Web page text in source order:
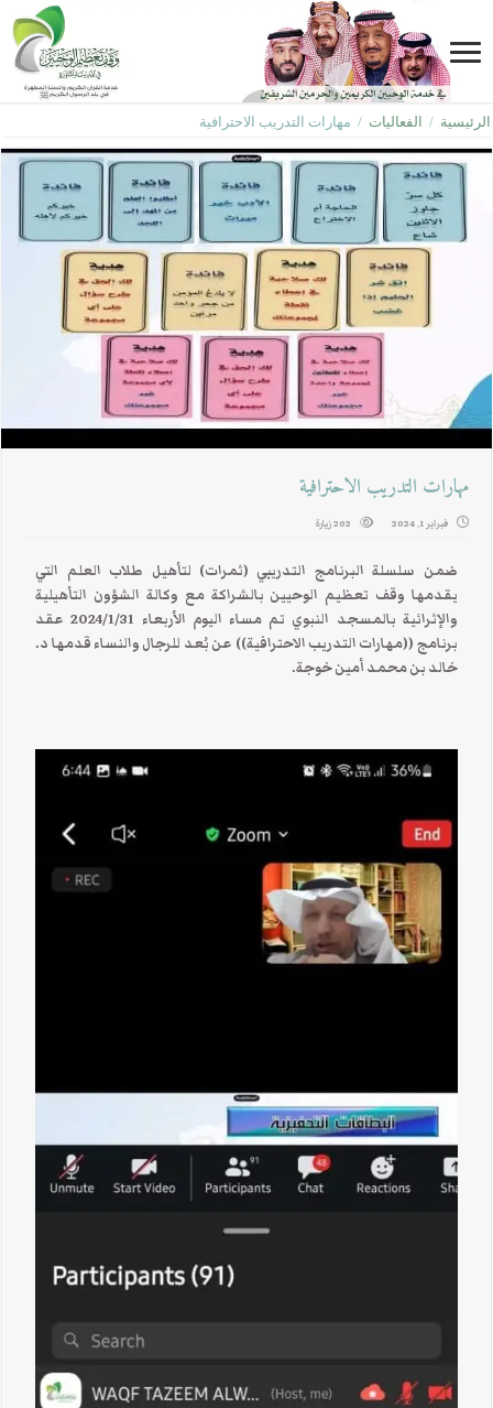
الرئيسية / الفعاليات / مهارات التدريب الاحترافية
مهارات التدريب الاحترافية
فبراير 1, 2024 202 زيارة
ضمن سلسلة البرنامج التدريبي (ثمرات) لتأهيل طلاب العلم التي
يقدمها وقف تعظيم الوحيين بالشراكة مع وكالة الشؤون التأهيلية
والإثرائية بالمسجد النبوي تم مساء اليوم الأربعاء 2024/1/31 عقد
برنامج ((مهارات التدريب الاحترافية)) عن بُعد للرجال والنساء قدمها د.
خالد بن محمد أمين خوجة.